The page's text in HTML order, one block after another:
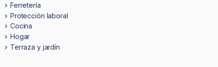
Ferretería
Protección laboral
Cocina
Hogar
Terraza y jardín